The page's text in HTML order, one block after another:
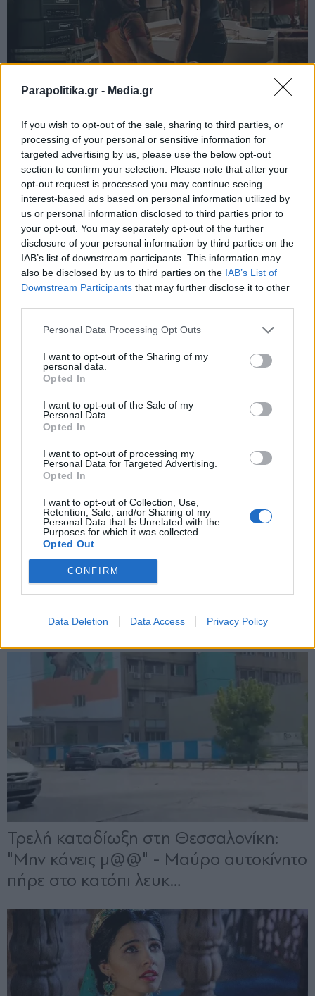
Parapolitika.gr - Media.gr
If you wish to opt-out of the sale, sharing to third parties, or
processing of your personal or sensitive information for
targeted advertising by us, please use the below opt-out
section to confirm your selection. Please note that after your
opt-out request is processed you may continue seeing
interest-based ads based on personal information utilized by
us or personal information disclosed to third parties prior to
your opt-out. You may separately opt-out of the further
disclosure of your personal information by third parties on the
IAB’s list of downstream participants. This information may
also be disclosed by us to third parties on the IAB’s List of
Downstream Participants that may further disclose it to other
Personal Data Processing Opt Outs
I want to opt-out of the Sharing of my
personal data.
Opted In
I want to opt-out of the Sale of my
Personal Data.
Opted In
I want to opt-out of processing my
Personal Data for Targeted Advertising.
Opted In
I want to opt-out of Collection, Use,
Retention, Sale, and/or Sharing of my
Personal Data that Is Unrelated with the
Purposes for which it was collected.
Opted Out
CONFIRM
Data Deletion Data Access Privacy Policy
Εγγραφή στο newsletter
Αποδέχομαι τους
και την πολιτική απορρήτου
X